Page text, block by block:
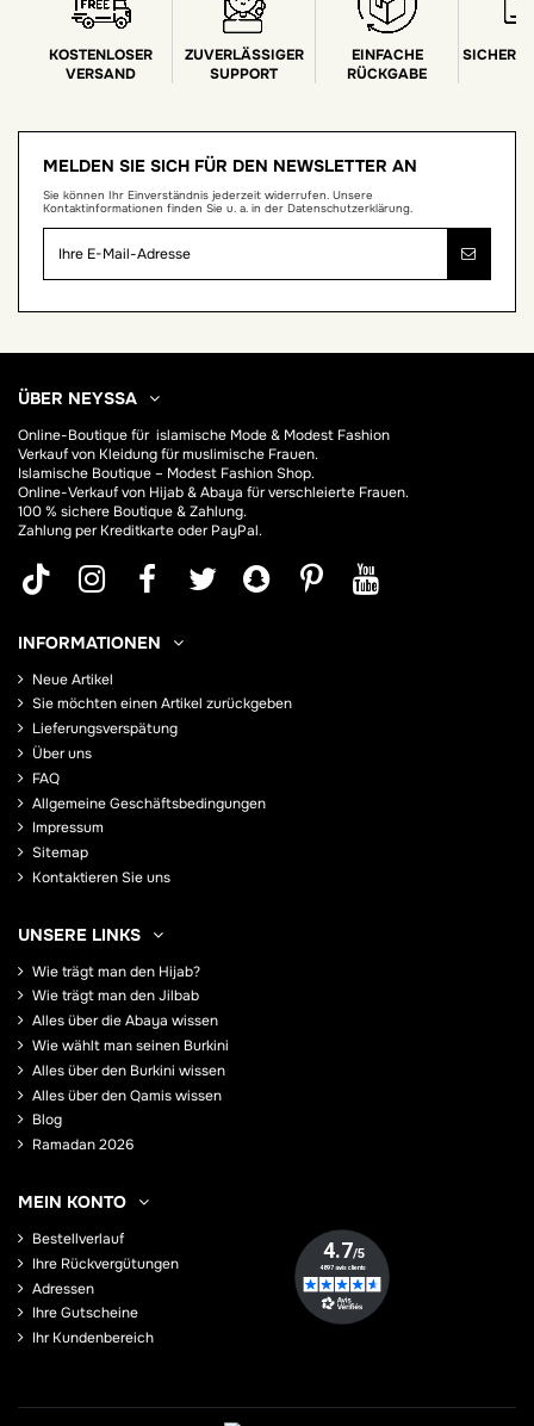
KOSTENLOSER
VERSAND
ZUVERLÄSSIGER
SUPPORT
EINFACHE
RÜCKGABE
SICHERE
MELDEN SIE SICH FÜR DEN NEWSLETTER AN
Sie können Ihr Einverständnis jederzeit widerrufen. Unsere
Kontaktinformationen finden Sie u. a. in der Datenschutzerklärung.
ÜBER NEYSSA
Online-Boutique für islamische Mode & Modest Fashion
Verkauf von Kleidung für muslimische Frauen.
Islamische Boutique – Modest Fashion Shop.
Online-Verkauf von Hijab &Abaya für verschleierte Frauen.
100 % sichere Boutique & Zahlung.
Zahlung per Kreditkarte oder PayPal.
INFORMATIONEN
Neue Artikel
Sie möchten einen Artikel zurückgeben
Lieferungsverspätung
Über uns
FAQ
Allgemeine Geschäftsbedingungen
Impressum
Sitemap
Kontaktieren Sie uns
UNSERE LINKS
Wie trägt man den Hijab?
Wie trägt man den Jilbab
Alles über die Abaya wissen
Wie wählt man seinen Burkini
Alles über den Burkini wissen
Alles über den Qamis wissen
Blog
Ramadan 2026
MEIN KONTO
Bestellverlauf
Ihre Rückvergütungen
Adressen
Ihre Gutscheine
Ihr Kundenbereich